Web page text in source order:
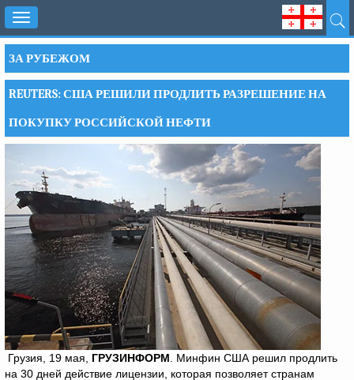
Toggle
navigation
ЗА РУБЕЖОМ
REUTERS: США РЕШИЛИ ПРОДЛИТЬ РАЗРЕШЕНИЕ НА
ПОКУПКУ РОССИЙСКОЙ НЕФТИ
Грузия, 19 мая, ГРУЗИНФОРМ . Минфин США решил продлить
на 30 дней действие лицензии, которая позволяет странам